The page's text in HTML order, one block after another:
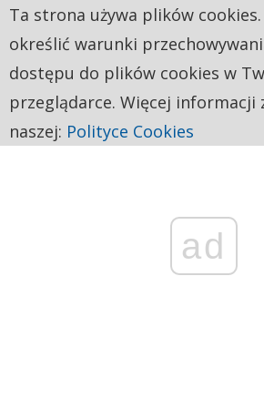
ad
Ta strona używa plików cookies.
określić warunki
dostępu do plików cookies w
przeglądarce. Więcej informacji
naszej: Polityce Cookies